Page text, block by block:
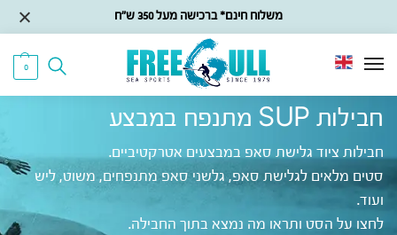
משלוח חינם* ברכישה מעל 350 ש״ח
0
חבילות SUP מתנפח במבצע
חבילות ציוד גלישת סאפ במבצעים אטרקטיביים.
סטים מלאים לגלישת סאפ, גלשני סאפ מתנפחים, משוט, ליש
ועוד.
לחצו על הסט ותראו מה נמצא בתוך החבילה.